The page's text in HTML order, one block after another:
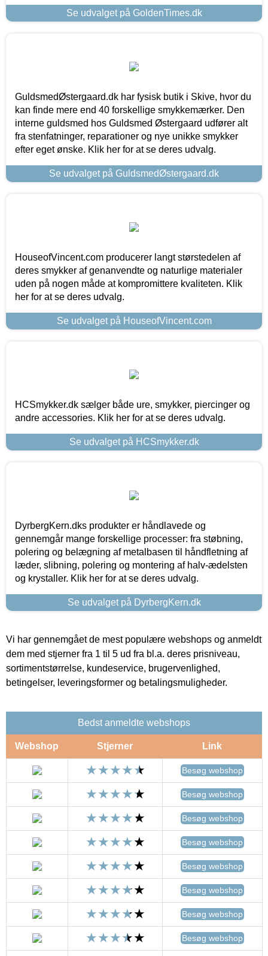
Se udvalget på GoldenTimes.dk
GuldsmedØstergaard.dk har fysisk butik i Skive, hvor du
kan finde mere end 40 forskellige smykkemærker. Den
interne guldsmed hos Guldsmed Østergaard udfører alt
fra stenfatninger, reparationer og nye unikke smykker
efter eget ønske. Klik her for at se deres udvalg.
Se udvalget på GuldsmedØstergaard.dk
HouseofVincent.com producerer langt størstedelen af
deres smykker af genanvendte og naturlige materialer
uden på nogen måde at kompromittere kvaliteten. Klik
her for at se deres udvalg.
Se udvalget på HouseofVincent.com
HCSmykker.dk sælger både ure, smykker, piercinger og
andre accessories. Klik her for at se deres udvalg.
Se udvalget på HCSmykker.dk
DyrbergKern.dks produkter er håndlavede og
gennemgår mange forskellige processer: fra støbning,
polering og belægning af metalbasen til håndfletning af
læder, slibning, polering og montering af halv-ædelsten
og krystaller. Klik her for at se deres udvalg.
Se udvalget på DyrbergKern.dk
Vi har gennemgået de mest populære webshops og anmeldt
dem med stjerner fra 1 til 5 ud fra bl.a. deres prisniveau,
sortimentstørrelse, kundeservice, brugervenlighed,
betingelser, leveringsformer og betalingsmuligheder.
Bedst anmeldte webshops
Webshop Stjerner Link
Besøg webshop
Besøg webshop
Besøg webshop
Besøg webshop
Besøg webshop
Besøg webshop
Besøg webshop
Besøg webshop